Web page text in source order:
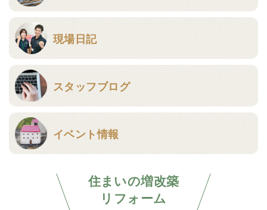
現場日記
スタッフブログ
イベント情報
住まいの増改築
リフォーム